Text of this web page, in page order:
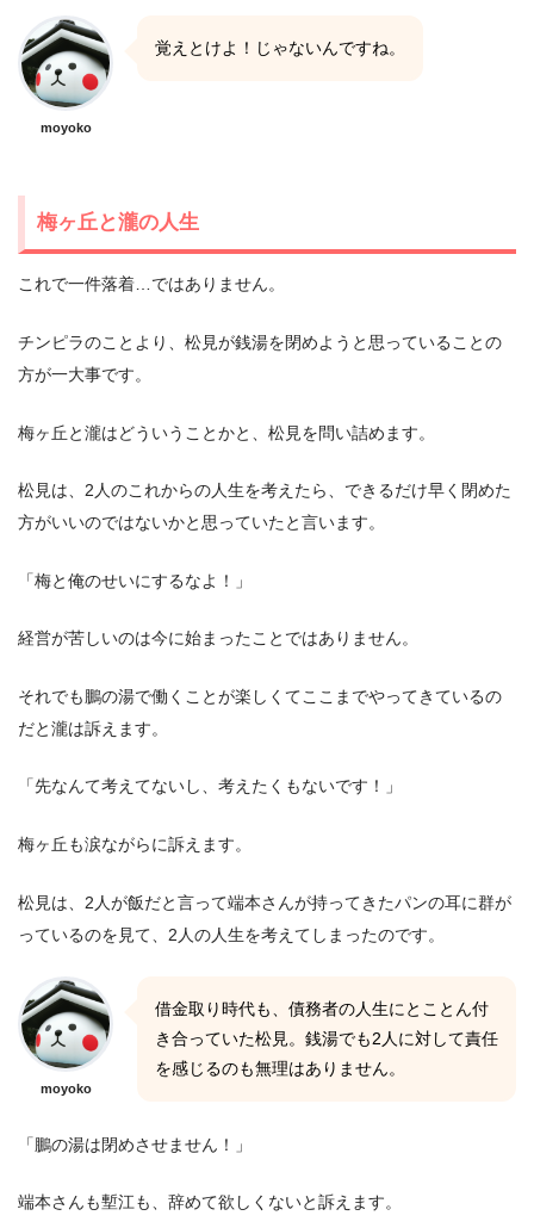
moyoko
覚えとけよ！じゃないんですね。
梅ヶ丘と瀧の人生
これで一件落着…ではありません。
チンピラのことより、松見が銭湯を閉めようと思っていることの
方が一大事です。
梅ヶ丘と瀧はどういうことかと、松見を問い詰めます。
松見は、2人のこれからの人生を考えたら、できるだけ早く閉めた
方がいいのではないかと思っていたと言います。
「梅と俺のせいにするなよ！」
経営が苦しいのは今に始まったことではありません。
それでも鵬の湯で働くことが楽しくてここまでやってきているの
だと瀧は訴えます。
「先なんて考えてないし、考えたくもないです！」
梅ヶ丘も涙ながらに訴えます。
松見は、2人が飯だと言って端本さんが持ってきたパンの耳に群が
っているのを見て、2人の人生を考えてしまったのです。
moyoko
借金取り時代も、債務者の人生にとことん付
き合っていた松見。銭湯でも2人に対して責任
を感じるのも無理はありません。
「鵬の湯は閉めさせません！」
端本さんも塹江も、辞めて欲しくないと訴えます。